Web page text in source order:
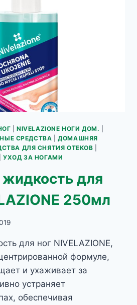
NIVELAZIONE
|NIVELAZIONE НОГИ ДОМ.
СРЕДСТВА |ДОМАШНЯЯ
ДЛЯ СНЯТИЯ ОТЕКОВ
|УХОД ЗА НОГАМИ
для
250мл
для ног NIVELAZIONE,
формуле,
и ухаживает за
устраняет
обеспечивая